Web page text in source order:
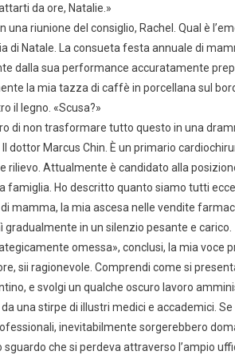
da ore, Natalie.»
una riunione del consiglio, Rachel. Qual è
di Natale. La consueta festa annuale di
dalla sua performance accuratamente
la mia tazza di caffè in porcellana sul
il legno. «Scusa?»
di non trasformare tutto questo in una
dottor Marcus Chin. È un primario
rilievo. Attualmente è candidato alla
famiglia. Ho descritto quanto siamo tutti
mamma, la mia ascesa nelle vendite
gradualmente in un silenzio pesante e carico.
omessa», conclusi, la mia voce
sii ragionevole. Comprendi come si
e svolgi un qualche oscuro lavoro
una stirpe di illustri medici e accademici.
inevitabilmente sorgerebbero
sguardo che si perdeva attraverso l’ampio